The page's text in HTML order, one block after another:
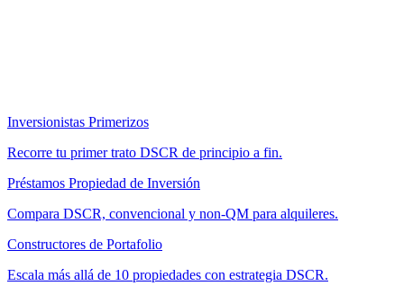
Inversionistas Primerizos
Recorre tu primer trato DSCR de principio a fin.
Préstamos Propiedad de Inversión
Compara DSCR, convencional y non-QM para alquileres.
Constructores de Portafolio
Escala más allá de 10 propiedades con estrategia DSCR.